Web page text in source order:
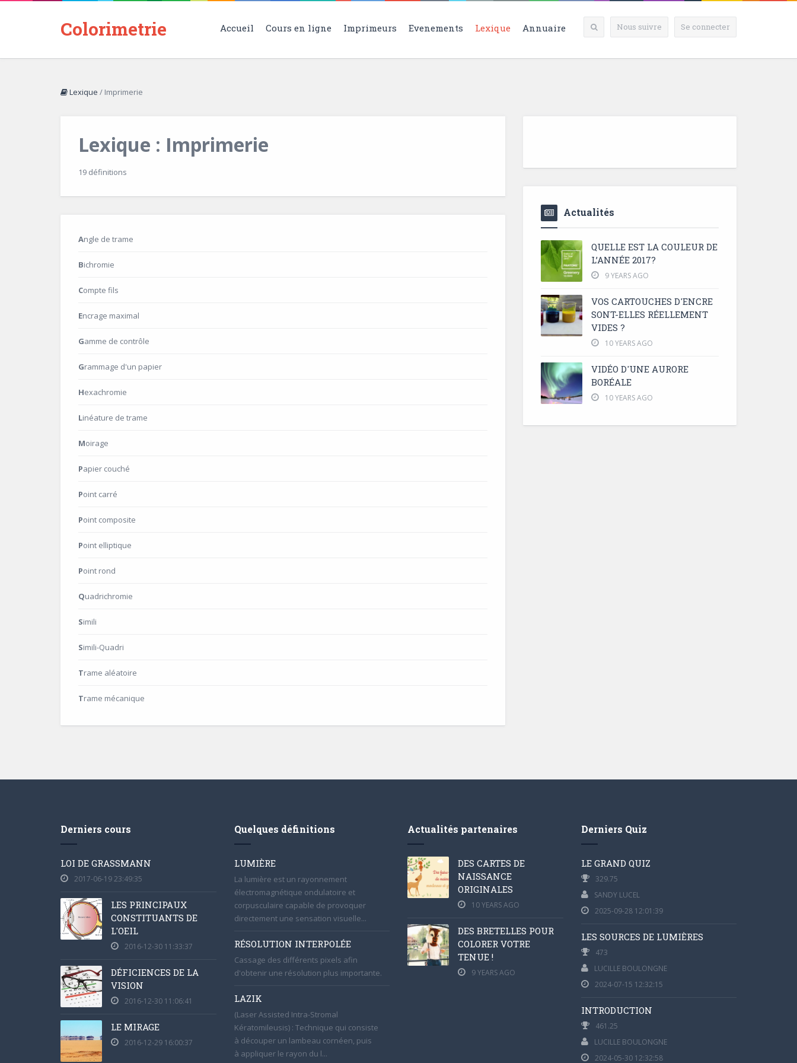
Colorimetrie Se connecter
Nous suivre
Accueil Cours en ligne Imprimeurs Evenements Lexique Annuaire
Lexique / Imprimerie
Lexique : Imprimerie
19 définitions
Angle de trame
Bichromie
Compte fils
Encrage maximal
Gamme de contrôle
Grammage d'un papier
Hexachromie
Linéature de trame
Moirage
Papier couché
Point carré
Point composite
Point elliptique
Point rond
Quadrichromie
Simili
Simili-Quadri
Trame aléatoire
Trame mécanique
Actualités
QUELLE EST LA COULEUR DE
L’ANNÉE 2017?
9 YEARS AGO
VOS CARTOUCHES D'ENCRE
SONT-ELLES RÉELLEMENT
VIDES ?
10 YEARS AGO
VIDÉO D'UNE AURORE
BORÉALE
10 YEARS AGO
Derniers cours
LOI DE GRASSMANN
2017-06-19 23:49:35
LES PRINCIPAUX
CONSTITUANTS DE
L'OEIL
2016-12-30 11:33:37
DÉFICIENCES DE LA
VISION
2016-12-30 11:06:41
LE MIRAGE
2016-12-29 16:00:37
Quelques définitions
LUMIÈRE
La lumière est un rayonnement
électromagnétique ondulatoire et
corpusculaire capable de provoquer
directement une sensation visuelle...
RÉSOLUTION INTERPOLÉE
Cassage des différents pixels afin
d'obtenir une résolution plus importante.
LAZIK
(Laser Assisted Intra-Stromal
Kératomileusis) : Technique qui consiste
à découper un lambeau cornéen, puis
à appliquer le rayon du l...
Actualités partenaires
DES CARTES DE
NAISSANCE
ORIGINALES
10 YEARS AGO
DES BRETELLES POUR
COLORER VOTRE
TENUE !
9 YEARS AGO
Derniers Quiz
LE GRAND QUIZ
329.75
SANDY LUCEL
2025-09-28 12:01:39
LES SOURCES DE LUMIÈRES
473
LUCILLE BOULONGNE
2024-07-15 12:32:15
INTRODUCTION
461.25
LUCILLE BOULONGNE
2024-05-30 12:32:58